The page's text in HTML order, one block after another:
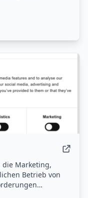
die Marketing,
Betrieb von